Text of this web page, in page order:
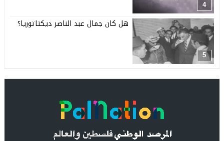
4
5
هل كان جمال عبد الناصر ديكتاتوريا؟